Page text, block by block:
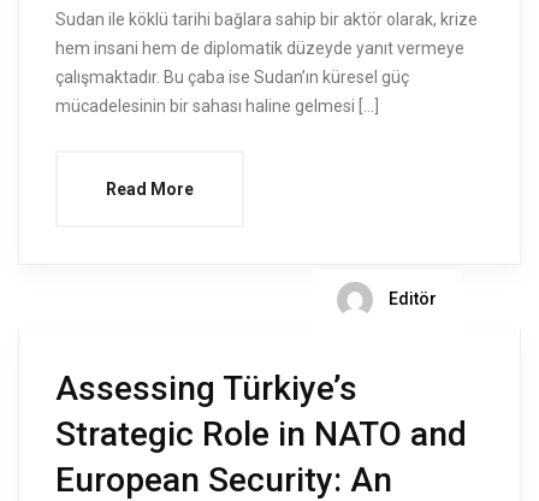
Sudan ile köklü tarihi bağlara sahip bir aktör olarak, krize
hem insani hem de diplomatik düzeyde yanıt vermeye
çalışmaktadır. Bu çaba ise Sudan’ın küresel güç
mücadelesinin bir sahası haline gelmesi […]
Read More
Editör
Assessing Türkiye’s
Strategic Role in NATO and
European Security: An